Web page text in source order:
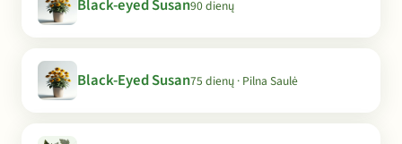
Black-eyed Susan90 dienų
Black-Eyed Susan75 dienų · Pilna Saulė